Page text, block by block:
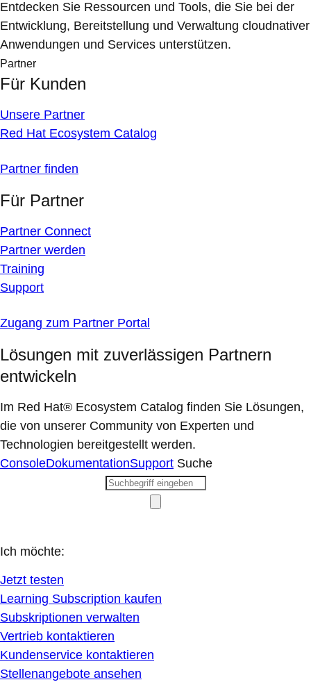
Entdecken Sie Ressourcen und Tools, die Sie bei der
Entwicklung, Bereitstellung und Verwaltung cloudnativer
Anwendungen und Services unterstützen.
Partner
Für Kunden
Unsere Partner
Red Hat Ecosystem Catalog
Partner finden
Für Partner
Partner Connect
Partner werden
Training
Support
Zugang zum Partner Portal
Lösungen mit zuverlässigen Partnern
entwickeln
Im Red Hat® Ecosystem Catalog finden Sie Lösungen,
die von unserer Community von Experten und
Technologien bereitgestellt werden.
ConsoleDokumentationSupport Suche
Ich möchte:
Jetzt testen
Learning Subscription kaufen
Subskriptionen verwalten
Vertrieb kontaktieren
Kundenservice kontaktieren
Stellenangebote ansehen